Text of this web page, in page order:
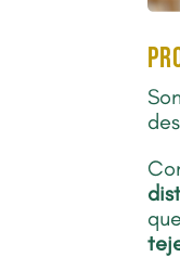
Son